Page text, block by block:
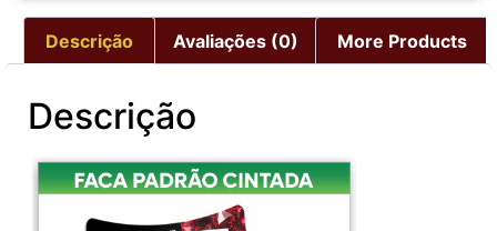
Descrição Avaliações (0) More Products
Descrição